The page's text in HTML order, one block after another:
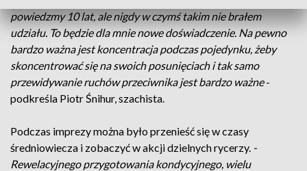
powiedzmy 10 lat, ale nigdy w czymś takim nie brałem
udziału. To będzie dla mnie nowe doświadczenie. Na pewno
bardzo ważna jest koncentracja podczas pojedynku, żeby
skoncentrować się na swoich posunięciach i tak samo
przewidywanie ruchów przeciwnika jest bardzo ważne-
podkreśla Piotr Śnihur, szachista.
Podczas imprezy można było przenieść się w czasy
średniowiecza i zobaczyć w akcji dzielnych rycerzy. -
Rewelacyjnego przygotowania kondycyjnego, wielu